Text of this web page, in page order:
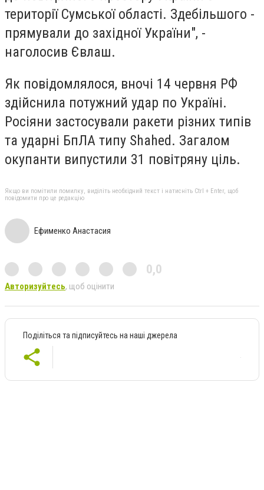
території Сумської області. Здебільшого -
прямували до західної України", -
наголосив Євлаш.
Як повідомлялося, вночі 14 червня РФ
здійснила потужний удар по Україні.
Росіяни застосували ракети різних типів
та ударні БпЛА типу Shahed. Загалом
окупанти випустили 31 повітряну ціль.
Якщо ви помітили помилку, виділіть необхідний текст і натисніть Ctrl + Enter, щоб
повідомити про це редакцію
Ефименко Анастасия
0,0
Авторизуйтесь, щоб оцінити
Поділіться та підписуйтесь на наші джерела